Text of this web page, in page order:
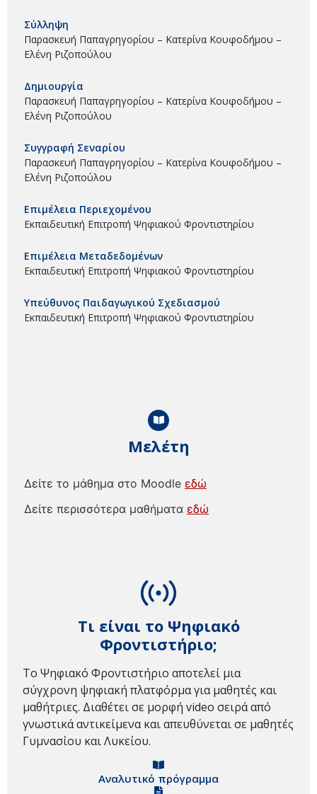
Τι είναι το Ψηφιακό
Φροντιστήριο;
Το Ψηφιακό Φροντιστήριο αποτελεί μια
σύγχρονη ψηφιακή πλατφόρμα για μαθητές και
μαθήτριες. Διαθέτει σε μορφή video σειρά από
γνωστικά αντικείμενα και απευθύνεται σε μαθητές
Γυμνασίου και Λυκείου.
Αναλυτικό πρόγραμμα
Μελέτη
Δείτε το μάθημα στο Moodle εδώ
Δείτε περισσότερα μαθήματα εδώ
Σύλληψη
Παρασκευή Παπαγρηγορίου – Κατερίνα Κουφοδήμου –
Ελένη Ριζοπούλου
Δημιουργία
Παρασκευή Παπαγρηγορίου – Κατερίνα Κουφοδήμου –
Ελένη Ριζοπούλου
Συγγραφή Σεναρίου
Παρασκευή Παπαγρηγορίου – Κατερίνα Κουφοδήμου –
Ελένη Ριζοπούλου
Επιμέλεια Περιεχομένου
Εκπαιδευτική Επιτροπή Ψηφιακού Φροντιστηρίου
Επιμέλεια Μεταδεδομένων
Εκπαιδευτική Επιτροπή Ψηφιακού Φροντιστηρίου
Υπεύθυνος Παιδαγωγικού Σχεδιασμού
Εκπαιδευτική Επιτροπή Ψηφιακού Φροντιστηρίου